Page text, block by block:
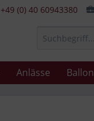
+49 (0) 40 60943380
Anlässe